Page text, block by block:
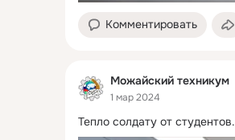
Комментировать
Можайский техникум
1 мар 2024
Тепло солдату от студентов.